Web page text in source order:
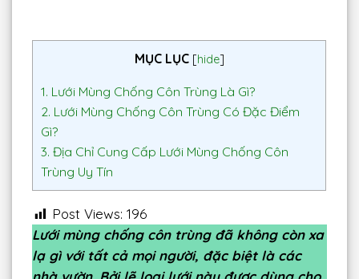
MỤC LỤC [hide]
1. Lưới Mùng Chống Côn Trùng Là Gì?
2. Lưới Mùng Chống Côn Trùng Có Đặc Điểm
Gì?
3. Địa Chỉ Cung Cấp Lưới Mùng Chống Côn
Trùng Uy Tín
Post Views: 196
Lưới mùng chống côn trùng đã không còn xa
lạ gì với tất cả mọi người, đặc biệt là các